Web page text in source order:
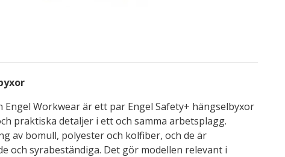
Engel Workwear är ett par Engel Safety+ hängselbyxor
praktiska detaljer i ett och samma arbetsplagg.
av bomull, polyester och kolfiber, och de är
och syrabeständiga. Det gör modellen relevant i